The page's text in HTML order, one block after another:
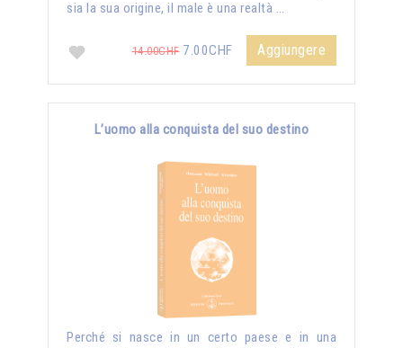
sia la sua origine, il male è una realtà …
14.00CHF7.00CHF Aggiungere
L’uomo alla conquista del suo destino
Perché si nasce in un certo paese e in una